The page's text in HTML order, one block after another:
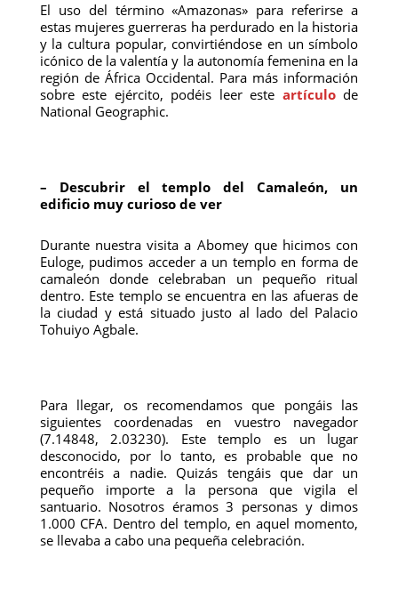
El uso del término «Amazonas» para referirse a
estas mujeres guerreras ha perdurado en la historia
y la cultura popular, convirtiéndose en un símbolo
icónico de la valentía y la autonomía femenina en la
región de África Occidental. Para más información
sobre este ejército, podéis leer este artículode
National Geographic.
– Descubrir el templo del Camaleón, un
edificio muy curioso de ver
Durante nuestra visita a Abomey que hicimos con
Euloge, pudimos acceder a un templo en forma de
camaleón donde celebraban un pequeño ritual
dentro. Este templo se encuentra en las afueras de
la ciudad y está situado justo al lado del Palacio
Tohuiyo Agbale.
Para llegar, os recomendamos que pongáis las
siguientes coordenadas en vuestro navegador
(7.14848, 2.03230). Este templo es un lugar
desconocido, por lo tanto, es probable que no
encontréis a nadie. Quizás tengáis que dar un
pequeño importe a la persona que vigila el
santuario. Nosotros éramos 3 personas y dimos
1.000 CFA. Dentro del templo, en aquel momento,
se llevaba a cabo una pequeña celebración.